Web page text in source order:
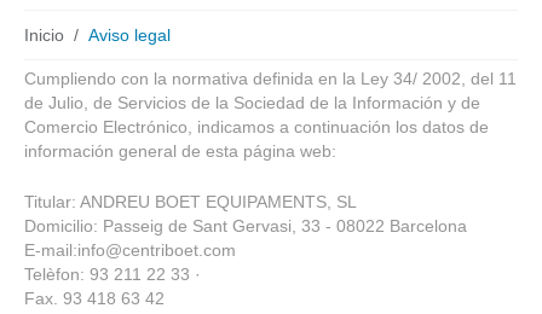
Inicio Aviso legal
Cumpliendo con la normativa definida en la Ley 34/ 2002, del 11
de Julio, de Servicios de la Sociedad de la Información y de
Comercio Electrónico, indicamos a continuación los datos de
información general de esta página web:
Titular: ANDREU BOET EQUIPAMENTS, SL
Domicilio: Passeig de Sant Gervasi, 33 - 08022 Barcelona
E-mail:info@centriboet.com
Telèfon: 93 211 22 33 ·
Fax. 93 418 63 42